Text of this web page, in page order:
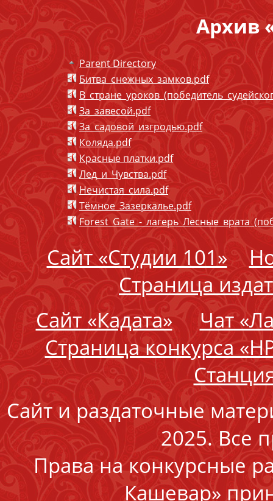
Архив
Parent Directory
Битва_снежных_замков.pdf
За_завесой.pdf
За_садовой_изгродью.pdf
Коляда.pdf
Красные платки.pdf
Лед_и_Чувства.pdf
Нечистая_сила.pdf
Тёмное_Зазеркалье.pdf
Forest_Gate_-
Сайт «Студии 101»
Страница
Сайт «Кадата»
Чат
Страница конкурса
Сайт и раздаточные
2025. Все
Права на конкурсные
Кашевар»